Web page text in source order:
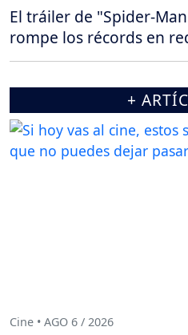
El tráiler de "Spider-
rompe los récords en
+
Cine • AGO 6 / 2026